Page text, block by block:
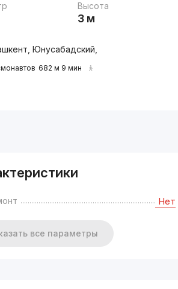
Высота
3 м
Юнусабадский,
682 м 9 мин
Нет
все параметры